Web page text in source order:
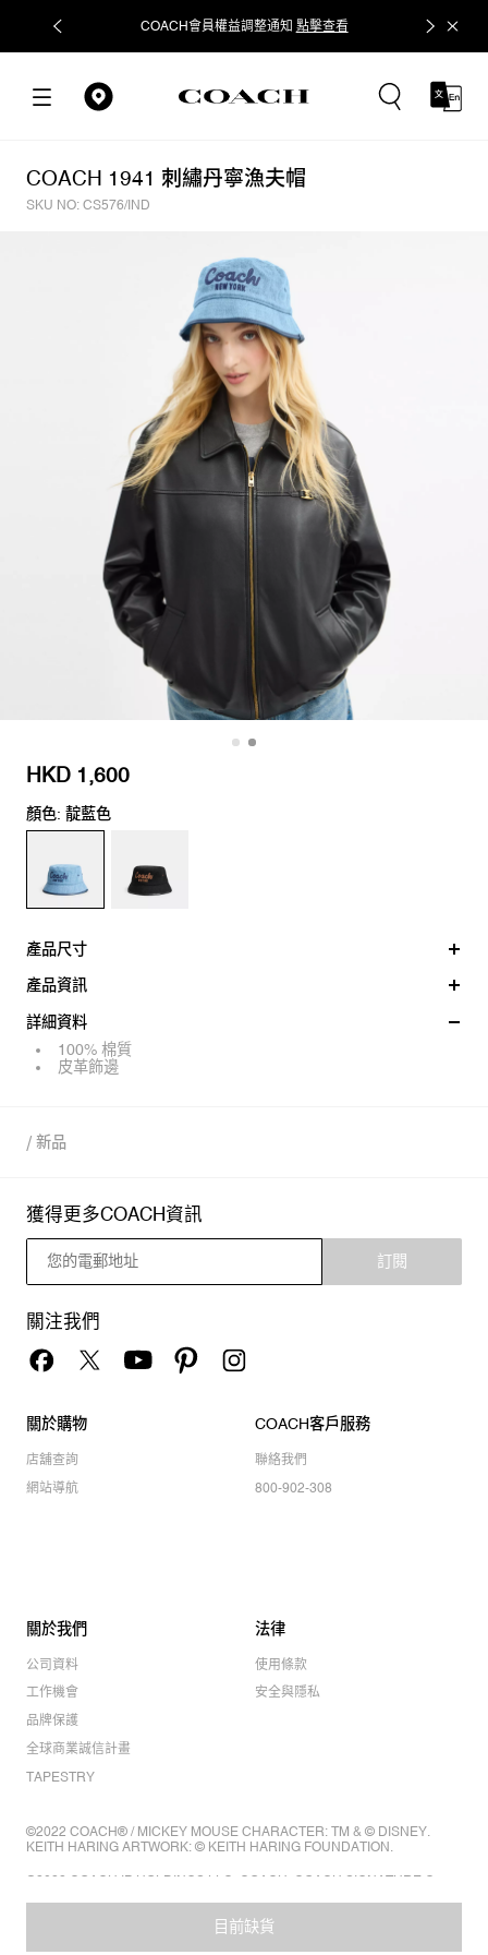
COACH會員權益調整通知 點擊查看 立即追蹤
COACH 1941 刺繡丹寧漁夫帽
SKU NO: CS576/IND
HKD 1,600
顏色: 靛藍色
產品尺寸
產品資訊
詳細資料
100% 棉質
皮革飾邊
目前缺貨
/ 新品
獲得更多COACH資訊
訂閱
關注我們
關於購物
店舖查詢
網站導航
COACH客戶服務
聯絡我們
800-902-308
關於我們
公司資料
工作機會
品牌保護
全球商業誠信計畫
TAPESTRY
法律
使用條款
安全與隱私
©2022 COACH® / MICKEY MOUSE CHARACTER: TM & © DISNEY.
KEITH HARING ARTWORK: © KEITH HARING FOUNDATION.
©2022 COACH IP HOLDINGS LLC. COACH, COACH SIGNATURE C